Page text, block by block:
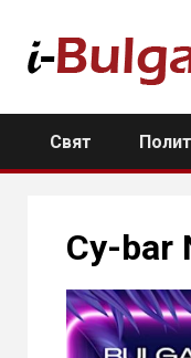
content
Свят
Cy-bar